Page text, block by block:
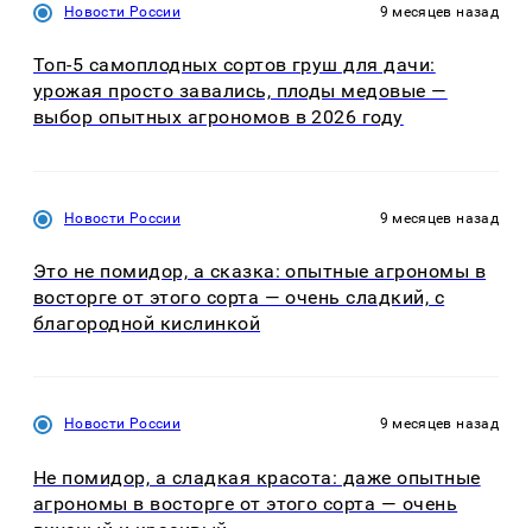
Новости России 9 месяцев назад
Топ-5 самоплодных сортов груш для дачи:
урожая просто завались, плоды медовые —
выбор опытных агрономов в 2026 году
Новости России 9 месяцев назад
Это не помидор, а сказка: опытные агрономы в
восторге от этого сорта — очень сладкий, с
благородной кислинкой
Новости России 9 месяцев назад
Не помидор, а сладкая красота: даже опытные
агрономы в восторге от этого сорта — очень